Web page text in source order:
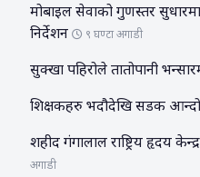
मोबाइल सेवाको गुणस्तर
निर्देशन
९ घण्टा अगाडी
सुक्खा पहिरोले तातोपानी
शिक्षकहरु भदौदेखि सडक
शहीद गंगालाल राष्ट्रिय हृदय
अगाडी